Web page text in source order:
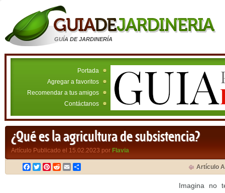
GUÍA DE JARDINERÍA
Portada
Agregar a favoritos
Recomendar a tus amigos
Contáctanos
¿Qué es la agricultura de subsistencia?
Artículo Publicado el 15.02.2023 por Flavia
Facebook
TwitterPinterest
RedditEmail Artículo
Imagina no